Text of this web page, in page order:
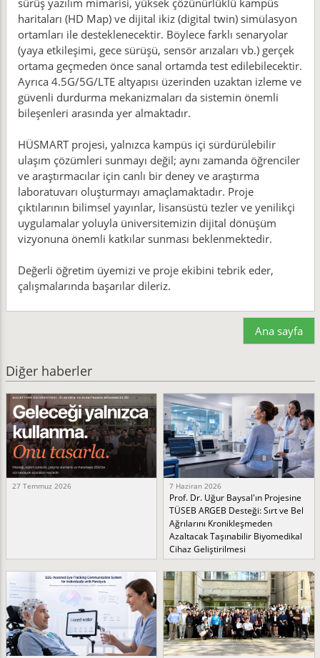
sürüş yazılım mimarisi, yüksek çözünürlüklü kampüs
haritaları (HD Map) ve dijital ikiz (digital twin) simülasyon
ortamları ile desteklenecektir. Böylece farklı senaryolar
(yaya etkileşimi, gece sürüşü, sensör arızaları vb.) gerçek
ortama geçmeden önce sanal ortamda test edilebilecektir.
Ayrıca 4.5G/5G/LTE altyapısı üzerinden uzaktan izleme ve
güvenli durdurma mekanizmaları da sistemin önemli
bileşenleri arasında yer almaktadır.
HÜSMART projesi, yalnızca kampüs içi sürdürülebilir
ulaşım çözümleri sunmayı değil; aynı zamanda öğrenciler
ve araştırmacılar için canlı bir deney ve araştırma
laboratuvarı oluşturmayı amaçlamaktadır. Proje
çıktılarının bilimsel yayınlar, lisansüstü tezler ve yenilikçi
uygulamalar yoluyla üniversitemizin dijital dönüşüm
vizyonuna önemli katkılar sunması beklenmektedir.
Değerli öğretim üyemizi ve proje ekibini tebrik eder,
çalışmalarında başarılar dileriz.
Ana sayfa
Diğer haberler
27 Temmuz 2026 7 Haziran 2026
Prof. Dr. Uğur Baysal'ın Projesine
TÜSEB ARGEB Desteği: Sırt ve Bel
Ağrılarını Kronikleşmeden
Azaltacak Taşınabilir Biyomedikal
Cihaz Geliştirilmesi